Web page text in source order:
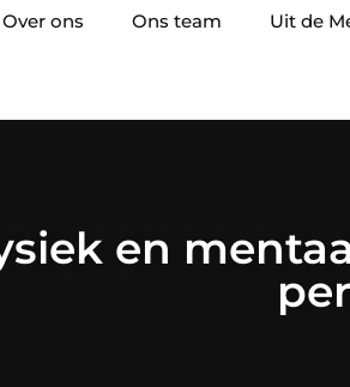
Over ons Ons team Uit de
en